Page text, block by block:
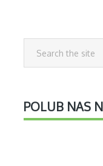
POLUB NAS